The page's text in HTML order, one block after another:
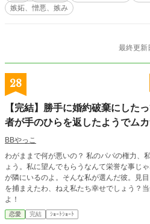
嫉妬、憎悪、嫉み
最終更新
28
【完結】勝手に婚約破棄にした
者が手のひらを返したようでムカ
BBやっこ
わがままで何が悪いの？ 私のパパの権力、
ょう。私に望んでもらうなんて栄誉な事じゃない！ 将来も保証され
が隣にいるのよ。そんな私が選んだ彼。見
を捕まえたわ、ねえ私たち幸せでしょう？
よ！
恋愛 完結 ｼｮｰﾄｼｮｰﾄ